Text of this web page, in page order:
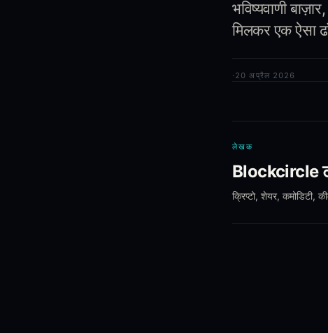
भविष्यवाणी
मिलकर एक ऐसा
· 20 अप्रैल 2026
लेखक
Blockcircle
क्रिप्टो, शेयर, कमोडिटी,